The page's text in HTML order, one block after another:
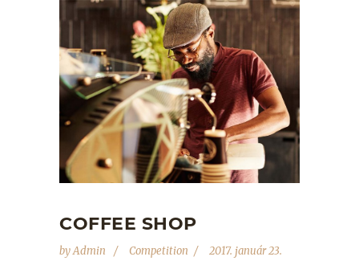
COFFEE SHOP
byAdmin Competition 2017. január 23.